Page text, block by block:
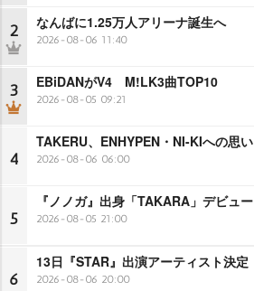
2 なんばに1.25万人アリーナ誕生へ
2026-08-06 11:40
3 EBiDANがV4 M!LK3曲TOP10
2026-08-05 09:21
4
TAKERU、ENHYPEN・NI-KIへの思い
2026-08-06 06:00
5
『ノノガ』出身「TAKARA」デビュー
2026-08-05 21:00
6
13日『STAR』出演アーティスト決定
2026-08-06 20:00